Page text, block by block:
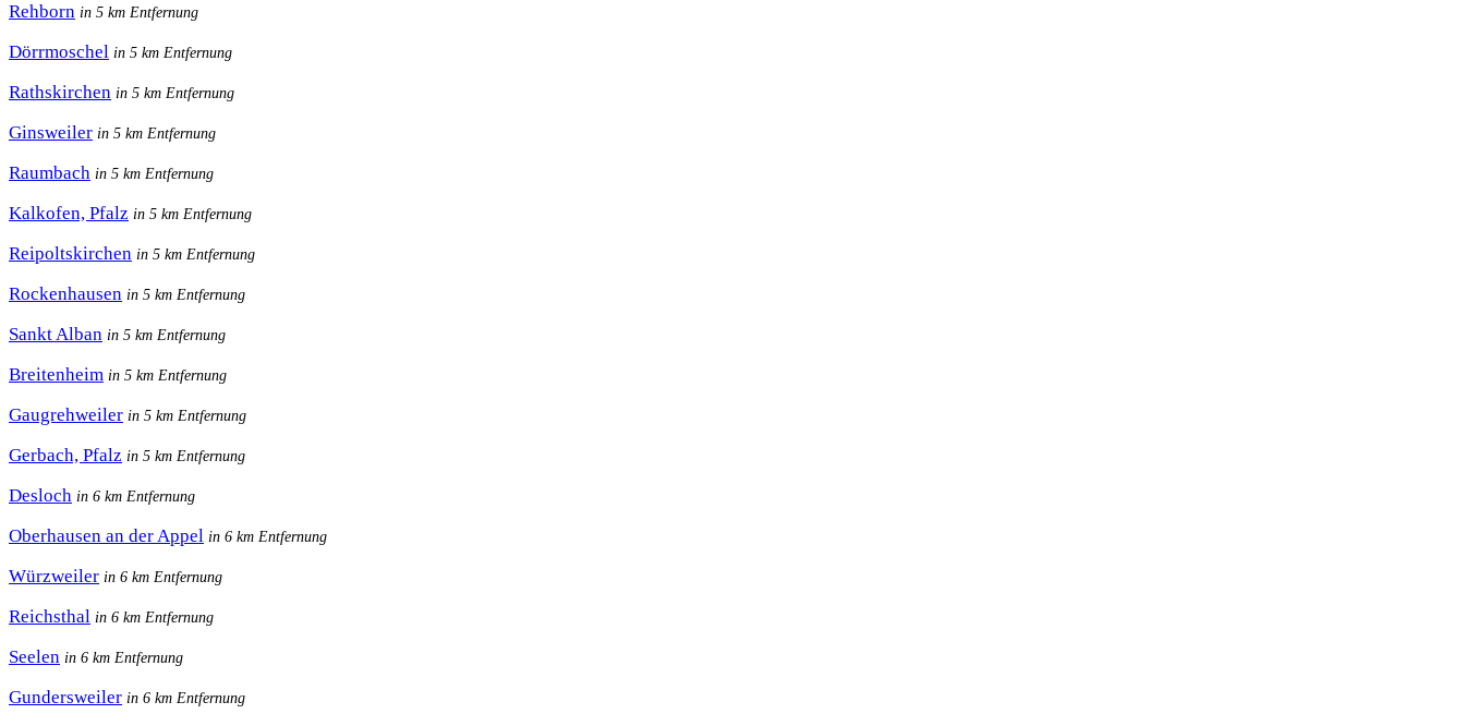
Rehborn in 5 km Entfernung
Dörrmoschel in 5 km Entfernung
Rathskirchen in 5 km Entfernung
Ginsweiler in 5 km Entfernung
Raumbach in 5 km Entfernung
Kalkofen, Pfalz in 5 km Entfernung
Reipoltskirchen in 5 km Entfernung
Rockenhausen in 5 km Entfernung
Sankt Alban in 5 km Entfernung
Breitenheim in 5 km Entfernung
Gaugrehweiler in 5 km Entfernung
Gerbach, Pfalz in 5 km Entfernung
Desloch in 6 km Entfernung
Oberhausen an der Appel in 6 km Entfernung
Würzweiler in 6 km Entfernung
Reichsthal in 6 km Entfernung
Seelen in 6 km Entfernung
Gundersweiler in 6 km Entfernung